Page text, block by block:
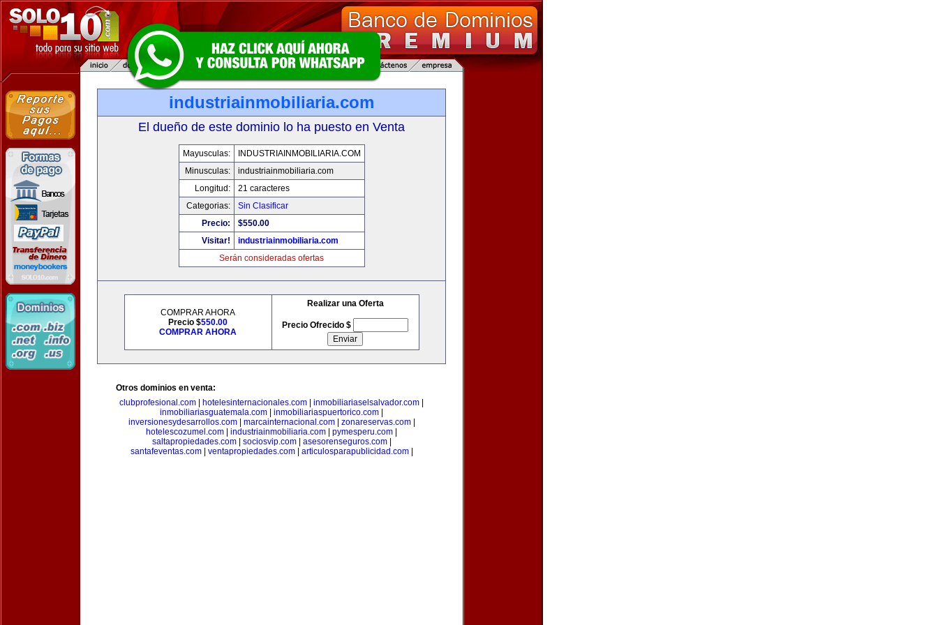
industriainmobiliaria.com
El dueño de este dominio lo ha puesto en Venta
Mayusculas:
INDUSTRIAINMOBILIARIA.COM
Minusculas:
industriainmobiliaria.com
Longitud:
21 caracteres
Categorias:
Sin Clasificar
Precio:
$550.00
Visitar!
industriainmobiliaria.com
Serán consideradas ofertas
COMPRAR AHORA
Precio $550.00
COMPRAR AHORA
Realizar una Oferta
Precio Ofrecido $
Otros dominios en venta:
clubprofesional.com
hotelesinternacionales.com inmobiliariaselsalvador.com
inmobiliariasguatemala.com
inmobiliariaspuertorico.com
inversionesydesarrollos.com| marcainternacional.com| zonareservas.com|
hotelescozumel.com
industriainmobiliaria.com pymesperu.com
saltapropiedades.com| sociosvip.com| asesorenseguros.com|
santafeventas.com| ventapropiedades.com| articulosparapublicidad.com|